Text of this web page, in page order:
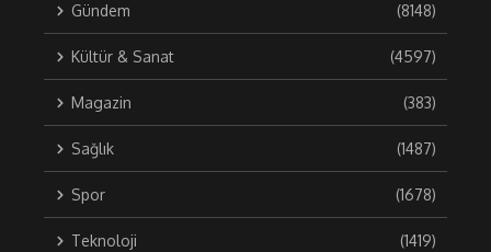
Gündem (8148)
Kültür & Sanat (4597)
Magazin (383)
Sağlık (1487)
Spor (1678)
Teknoloji (1419)